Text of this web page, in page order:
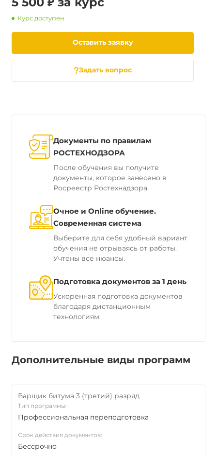
Курс доступен
Оставить заявку
Задать вопрос
Документы по правилам
РОСТЕХНОДЗОРА
После обучения вы получите
документы, которое занесено в
Росреестр Ростехнадзора.
Очное и Online обучение.
Современная система
Выберите для себя удобный вариант
обучения не отрываясь от работы.
Учтены все нюансы.
Подготовка документов за 1 день
Ускоренная подготовка документов
благодаря дистанционным
технологиям.
Дополнительные виды программ
Варщик битума 3 (третий) разряд
Тип программы:
Профессиональная переподготовка
Срок действия документов:
Бессрочно